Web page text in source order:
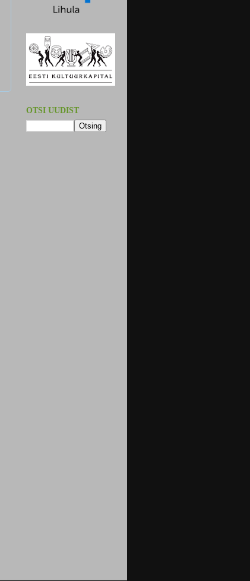
OTSI UUDIST